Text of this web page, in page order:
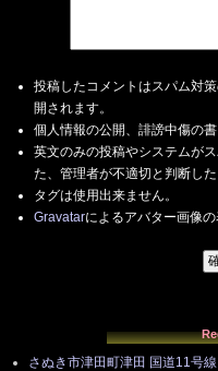
投稿したコメントはスパム対
開されます。
個人情報の公開、誹謗中傷の
英文のみの投稿やシステムが
た、管理者が不適切と判断した
タグは使用出来ません。
Gravatarによるアバター画像の
さぬき市津田町津田 国道11号